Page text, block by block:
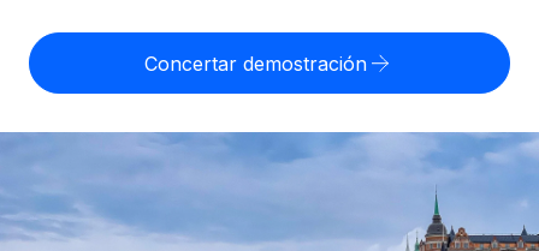
cumpliendo la normativa.
Integra y gestiona a autónomos globalmente.
Externaliza tareas laborales complejas.
Comparador de Remote
Compáranos con otras empresas.
Startups
Soluciones ágiles de RR. HH. globales y nóminas para
cualquier país.
Descubre opciones de divisas y tiempos de pago para
English
Nederlands
Deutsch
Concertar demostración